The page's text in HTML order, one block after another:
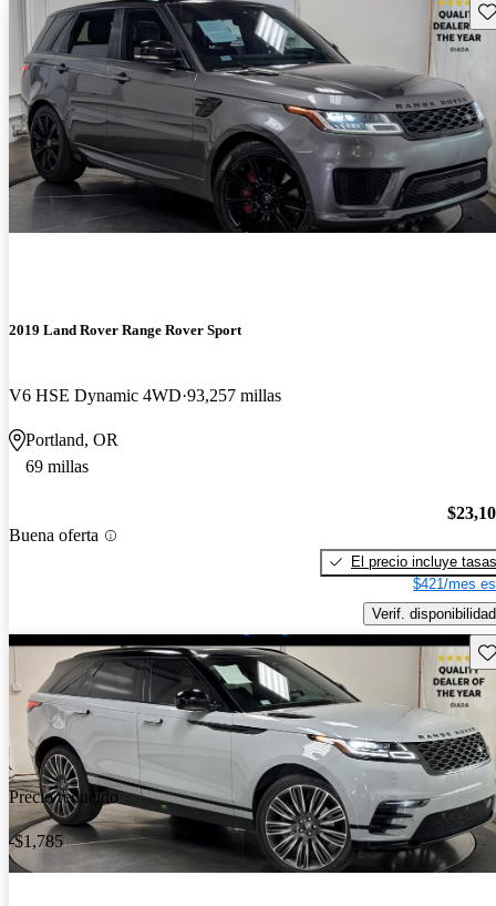
2019 Land Rover Range Rover Sport
V6 HSE Dynamic 4WD 93,257 millas
Portland, OR
69 millas
Buena oferta
El precio incluye tasas
$421/mes
Verif. disponibilidad
Precio reducido
-$1,785